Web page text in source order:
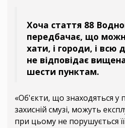
Хоча стаття 88
передбачає, що
хати, і городи, і всю
не відповідає
шести пунктам.
«Об'єкти, що знаходяться у
захисній смузі, можуть
при цьому не порушується